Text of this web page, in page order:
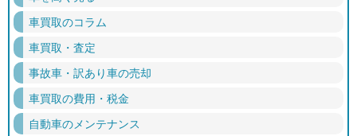
車買取のコラム
車買取・査定
事故車・訳あり車の売却
車買取の費用・税金
自動車のメンテナンス